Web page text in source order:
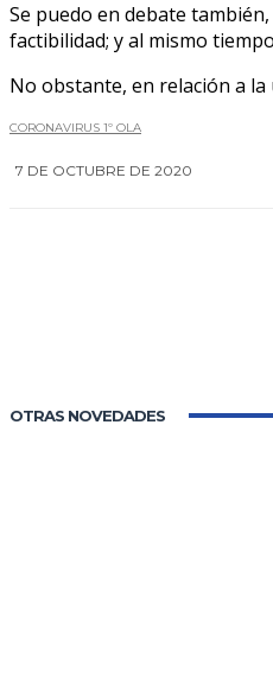
Se puedo en debate
factibilidad; y al mismo
No obstante, en relación a
CORONAVIRUS 1º OLA
7 DE OCTUBRE DE 2020
OTRAS NOVEDADES